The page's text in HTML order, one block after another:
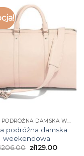
TORBA PODRÓŻNA DAMSKA WEEKENDOWA
podróżna damska
weekendowa
206.00 zł129.00